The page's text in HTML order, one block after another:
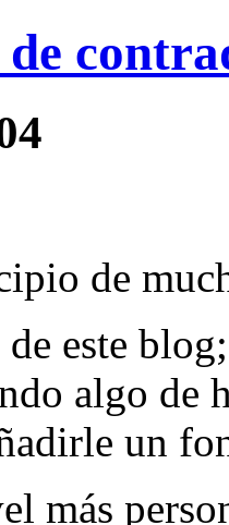
de
este
algo de
un
más